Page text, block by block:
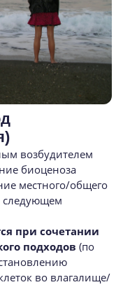
возбудителем
биоценоза
местного/общего
следующем
при сочетании
подходов (по
во влагалище/